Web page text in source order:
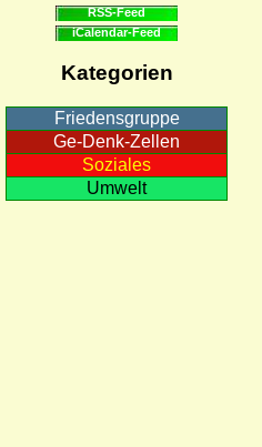
RSS-Feed
iCalendar-Feed
Kategorien
Friedensgruppe
Ge-Denk-Zellen
Soziales
Umwelt